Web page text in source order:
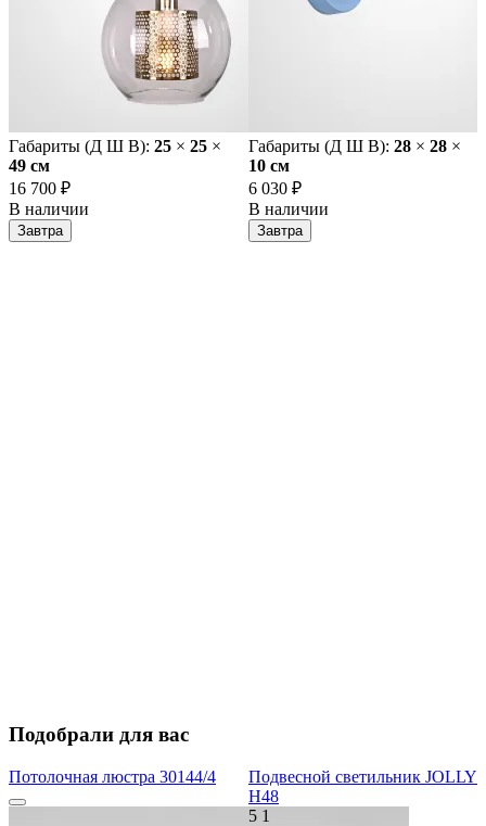
Габариты (Д Ш В): 25 × 25 ×
49 cм
16 700 ₽
В наличии
Завтра
Габариты (Д Ш В): 28 × 28 ×
10 cм
6 030 ₽
В наличии
Завтра
Подобрали для вас
Потолочная люстра 30144/4
Подвесной светильник JOLLY
H48
5 1